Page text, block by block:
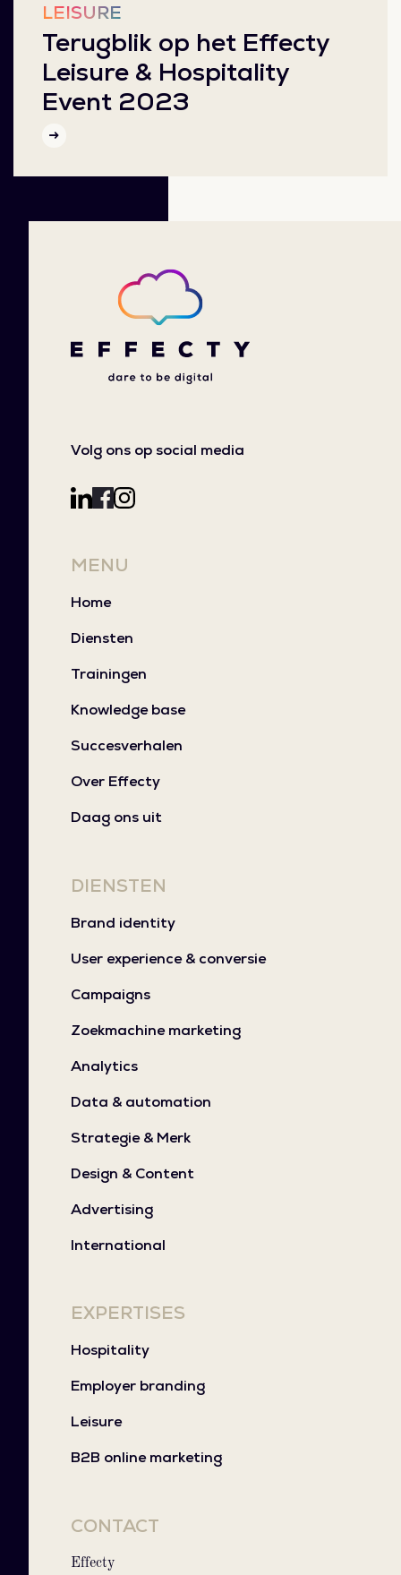
LEISURE
Terugblik op het Effecty
Leisure & Hospitality
Event 2023
Volg ons op social media
MENU
Home
Diensten
Trainingen
Knowledge base
Succesverhalen
Over Effecty
Daag ons uit
DIENSTEN
Brand identity
User experience & conversie
Campaigns
Zoekmachine marketing
Analytics
Data & automation
Strategie & Merk
Design & Content
Advertising
International
EXPERTISES
Hospitality
Employer branding
Leisure
B2B online marketing
CONTACT
Effecty